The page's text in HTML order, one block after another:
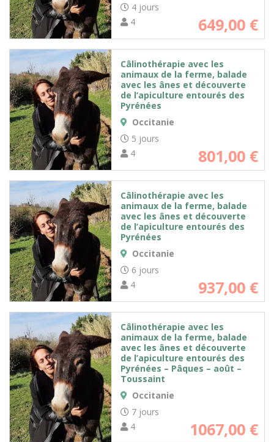
4 jours
4
649,00 €
Câlinothérapie avec les
animaux de la ferme, balade
avec les ânes et découverte
de l’apiculture entourés des
Pyrénées
Occitanie
5 jours
4
801,00 €
Câlinothérapie avec les
animaux de la ferme, balade
avec les ânes et découverte
de l’apiculture entourés des
Pyrénées
Occitanie
6 jours
4
937,00 €
Câlinothérapie avec les
animaux de la ferme, balade
avec les ânes et découverte
de l’apiculture entourés des
Pyrénées – Pâques – août –
Toussaint
Occitanie
7 jours
4
1067,00 €